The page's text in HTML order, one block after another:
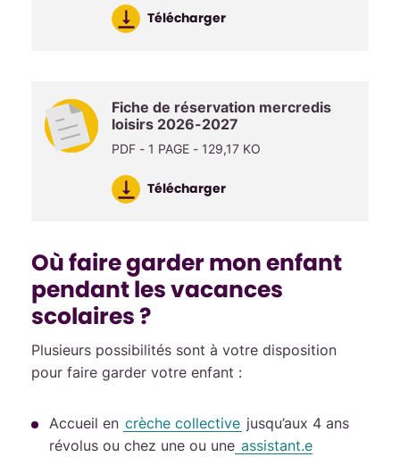
Télécharger
Fiche de réservation mercredis
loisirs 2026-2027
PDF - 1 PAGE - 129,17 KO
Télécharger
Où faire garder mon enfant
pendant les vacances
scolaires ?
Plusieurs possibilités sont à votre disposition
pour faire garder votre enfant :
Accueil en crèche collective jusqu’aux 4 ans
révolus ou chez une ou une assistant.e